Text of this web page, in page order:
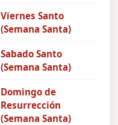
Viernes Santo
(Semana Santa)
Sabado Santo
(Semana Santa)
Domingo de
Resurrección
(Semana Santa)